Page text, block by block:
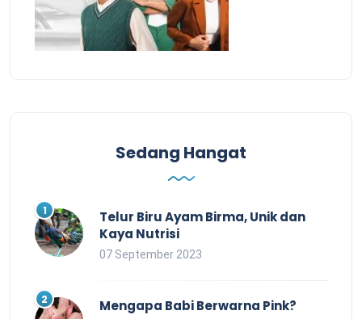
Sedang Hangat
Telur Biru Ayam Birma, Unik dan
Kaya Nutrisi
07 September 2023
Mengapa Babi Berwarna Pink?